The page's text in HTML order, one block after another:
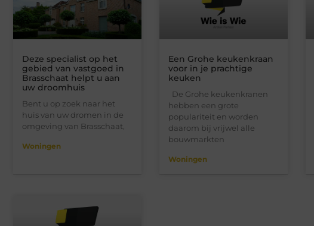
Deze specialist op het
gebied van vastgoed in
Brasschaat helpt u aan
uw droomhuis
Bent u op zoek naar het
huis van uw dromen in de
omgeving van Brasschaat,
Woningen
Een Grohe keukenkraan
voor in je prachtige
keuken
De Grohe keukenkranen
hebben een grote
populariteit en worden
daarom bij vrijwel alle
bouwmarkten
Woningen